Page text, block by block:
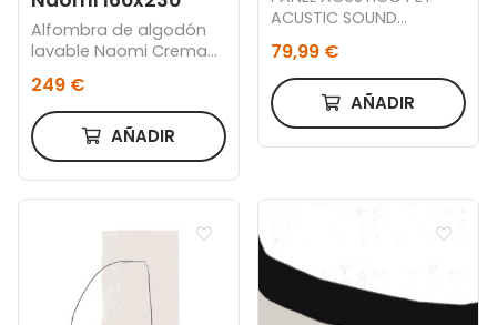
Alfombra de algodón
lavable Naomi Crema
160x230
249 €
AÑADIR
ACUSTIC SOUND
NORDISH / FIELTRO GRIS
60 x 240 CM.
79,99 €
AÑADIR